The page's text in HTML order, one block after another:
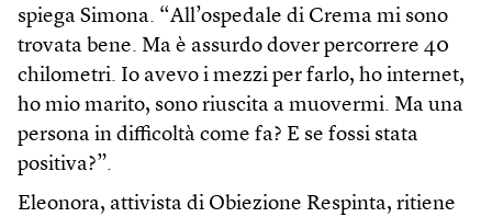
spiega Simona. “All’ospedale di Crema mi sono
trovata bene. Ma è assurdo dover percorrere 40
chilometri. Io avevo i mezzi per farlo, ho internet,
ho mio marito, sono riuscita a muovermi. Ma una
persona in difficoltà come fa? E se fossi stata
positiva?”.
Eleonora, attivista di Obiezione Respinta, ritiene